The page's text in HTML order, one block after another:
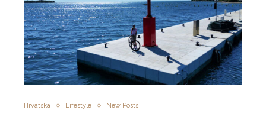
Hrvatska Lifestyle New Posts